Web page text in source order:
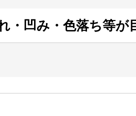
・凹み・色落ち等が